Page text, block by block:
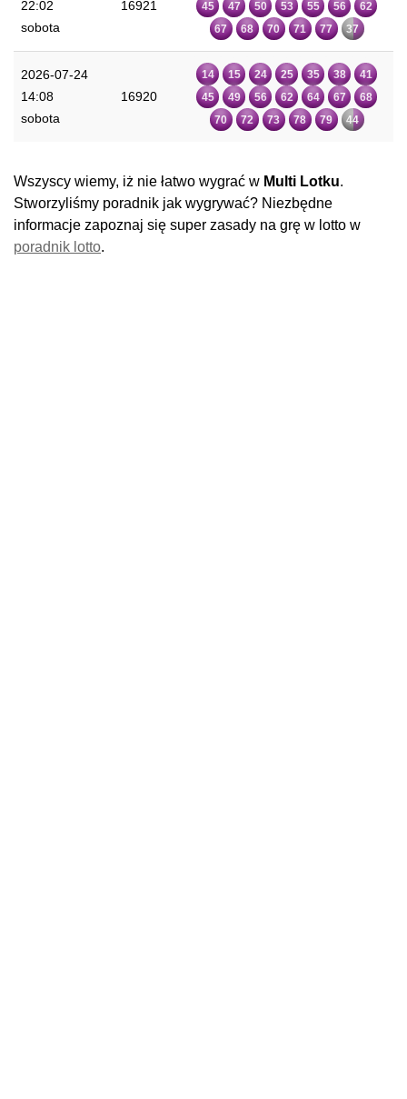
22:02
sobota
16921
45
47 50 53 55 56
62
67
68 70 71 77 37
2026-07-24
14:08
sobota
16920
14 15 24 25 35 38
41
45
49 56 62 64 67
68
70
72 73 78 79 44
Wszyscy wiemy, iż nie łatwo wygrać w Multi Lotku.
Stworzyliśmy poradnik jak wygrywać? Niezbędne
informacje zapoznaj się super zasady na grę w lotto w
poradnik lotto.